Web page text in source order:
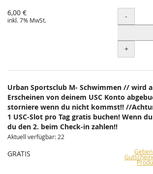
6,00 €
inkl. 7% MwSt. Menge
-
+
Urban Sportsclub M- Schwimmen // wird
Erscheinen von deinem USC Konto
storniere wenn du nicht kommst!! //
1 USC-Slot pro Tag gratis buchen! Wenn
du den 2. beim Check-in zahlen!!
Aktuell verfügbar: 22
GRATIS